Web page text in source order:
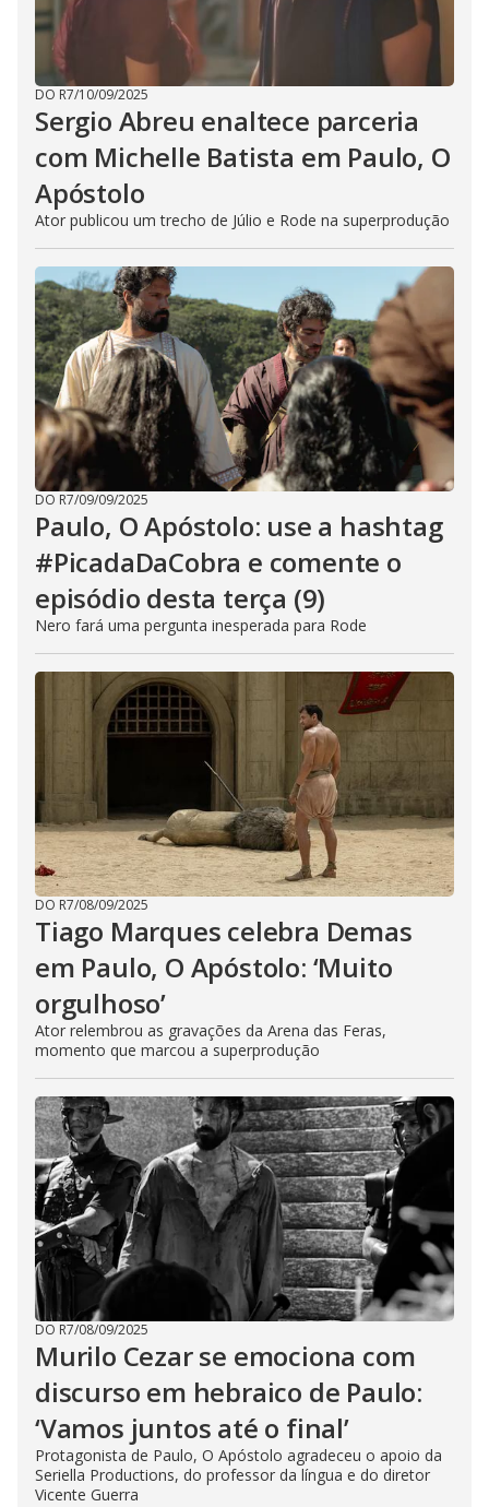
DO R7/10/09/2025
Sergio Abreu enaltece parceria
com Michelle Batista em Paulo, O
Apóstolo
Ator publicou um trecho de Júlio e Rode na superprodução
DO R7/09/09/2025
Paulo, O Apóstolo: use a hashtag
#PicadaDaCobra e comente o
episódio desta terça (9)
Nero fará uma pergunta inesperada para Rode
DO R7/08/09/2025
Tiago Marques celebra Demas
em Paulo, O Apóstolo: ‘Muito
orgulhoso’
Ator relembrou as gravações da Arena das Feras,
momento que marcou a superprodução
DO R7/08/09/2025
Murilo Cezar se emociona com
discurso em hebraico de Paulo:
‘Vamos juntos até o final’
Protagonista de Paulo, O Apóstolo agradeceu o apoio da
Seriella Productions, do professor da língua e do diretor
Vicente Guerra